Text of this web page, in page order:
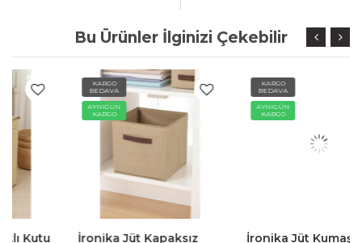
Bu Ürünler İlginizi Çekebilir
KARGO
BEDAVA
İronika Jüt Kapaksız
KARGO
BEDAVA
İronika Jüt Kumaş Dolap